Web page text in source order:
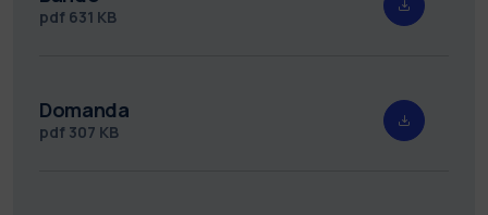
pdf 631 KB
Domanda
pdf 307 KB